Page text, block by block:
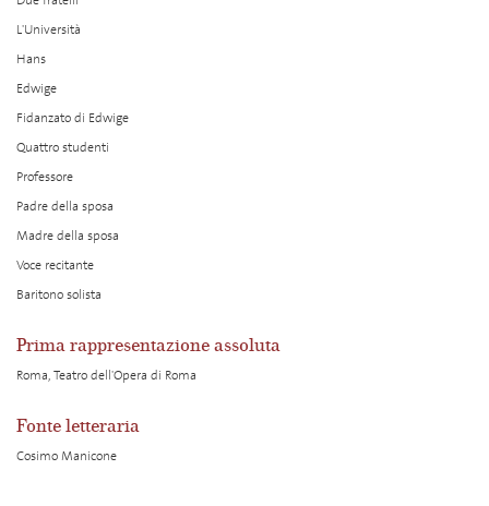
L'Università
Hans
Edwige
Fidanzato di Edwige
Quattro studenti
Professore
Padre della sposa
Madre della sposa
Voce recitante
Baritono solista
Prima rappresentazione assoluta
Roma, Teatro dell'Opera di Roma
Fonte letteraria
Cosimo Manicone